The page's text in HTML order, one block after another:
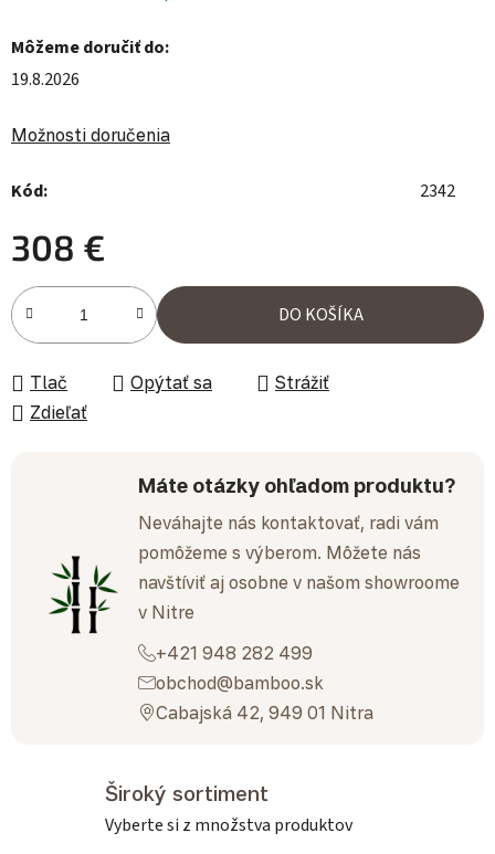
Môžeme doručiť do:
19.8.2026
Možnosti doručenia
Kód: 2342
308 €
Jednotková cena:
DO KOŠÍKA
Tlač Opýtať sa
Strážiť
Zdieľať
Máte otázky ohľadom produktu?
Neváhajte nás kontaktovať, radi vám
pomôžeme s výberom. Môžete nás
navštíviť aj osobne v našom showroome
v Nitre
+421 948 282 499
obchod@bamboo.sk
Cabajská 42, 949 01 Nitra
Široký sortiment
Vyberte si z množstva produktov